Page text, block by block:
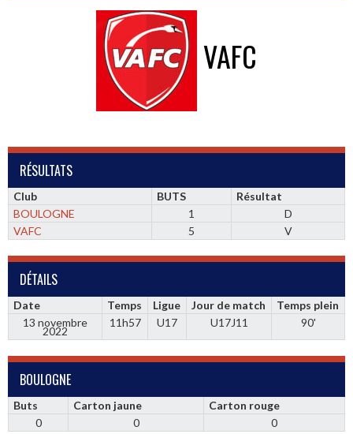
VAFC
RÉSULTATS
Club BUTS
Résultat
BOULOGNE
1
D
VAFC
5 V
DÉTAILS
Date Temps Ligue Jour de match
Temps plein
13 novembre
2022
11h57 U17 U17J11 90'
BOULOGNE
Buts Carton jaune
Carton rouge
0
0 0